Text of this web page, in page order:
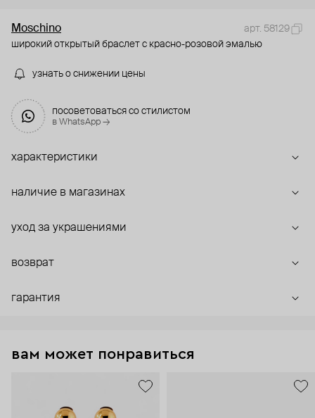
Moschino
арт. 58129
широкий открытый браслет с красно-розовой эмалью
узнать о снижении цены
посоветоваться со стилистом
в WhatsApp →
характеристики
наличие в магазинах
уход за украшениями
возврат
гарантия
вам может понравиться